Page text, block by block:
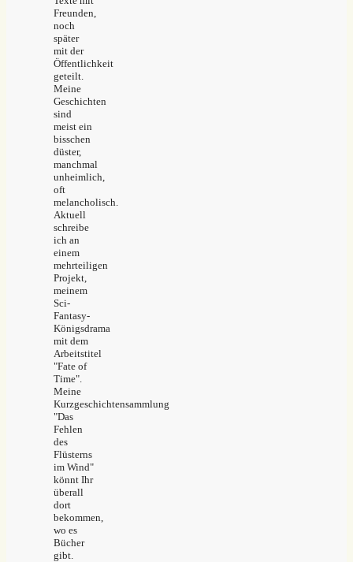
Freunden,
noch
später
mit der
Öffentlichkeit
geteilt.
Meine
Geschichten
sind
meist ein
bisschen
düster,
manchmal
unheimlich,
oft
melancholisch.
Aktuell
schreibe
ich an
einem
mehrteiligen
Projekt,
meinem
Sci-
Fantasy-
Königsdrama
mit dem
Arbeitstitel
"Fate of
Time".
Meine
Kurzgeschichtensammlung
"Das
Fehlen
des
Flüsterns
im Wind"
könnt Ihr
überall
dort
bekommen,
wo es
Bücher
gibt.